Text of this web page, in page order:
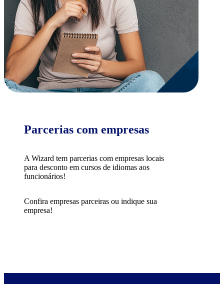
Parcerias com empresas
A Wizard tem parcerias com empresas locais
para desconto em cursos de idiomas aos
funcionários!
Confira empresas parceiras ou indique sua
empresa!